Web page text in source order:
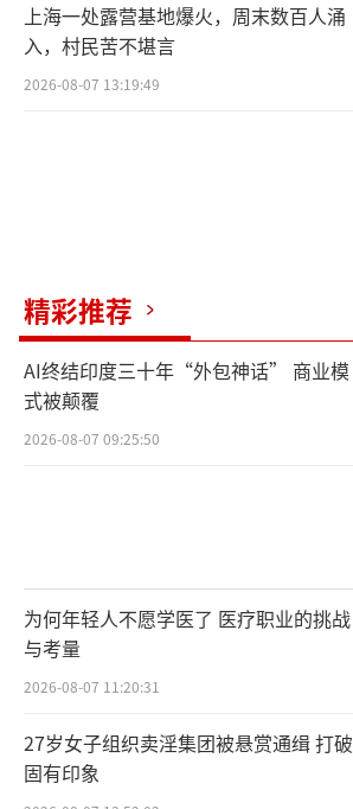
上海一处露营基地爆火，周末数百人涌
入，村民苦不堪言
2026-08-07 13:19:49
精彩推荐
AI终结印度三十年“外包神话” 商业模
式被颠覆
2026-08-07 09:25:50
为何年轻人不愿学医了 医疗职业的挑战
与考量
2026-08-07 11:20:31
27岁女子组织卖淫集团被悬赏通缉 打破
固有印象